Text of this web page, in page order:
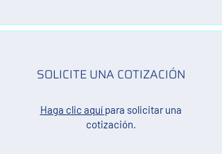
SOLICITE UNA COTIZACIÓN
Haga clic aquí para solicitar una
cotización.